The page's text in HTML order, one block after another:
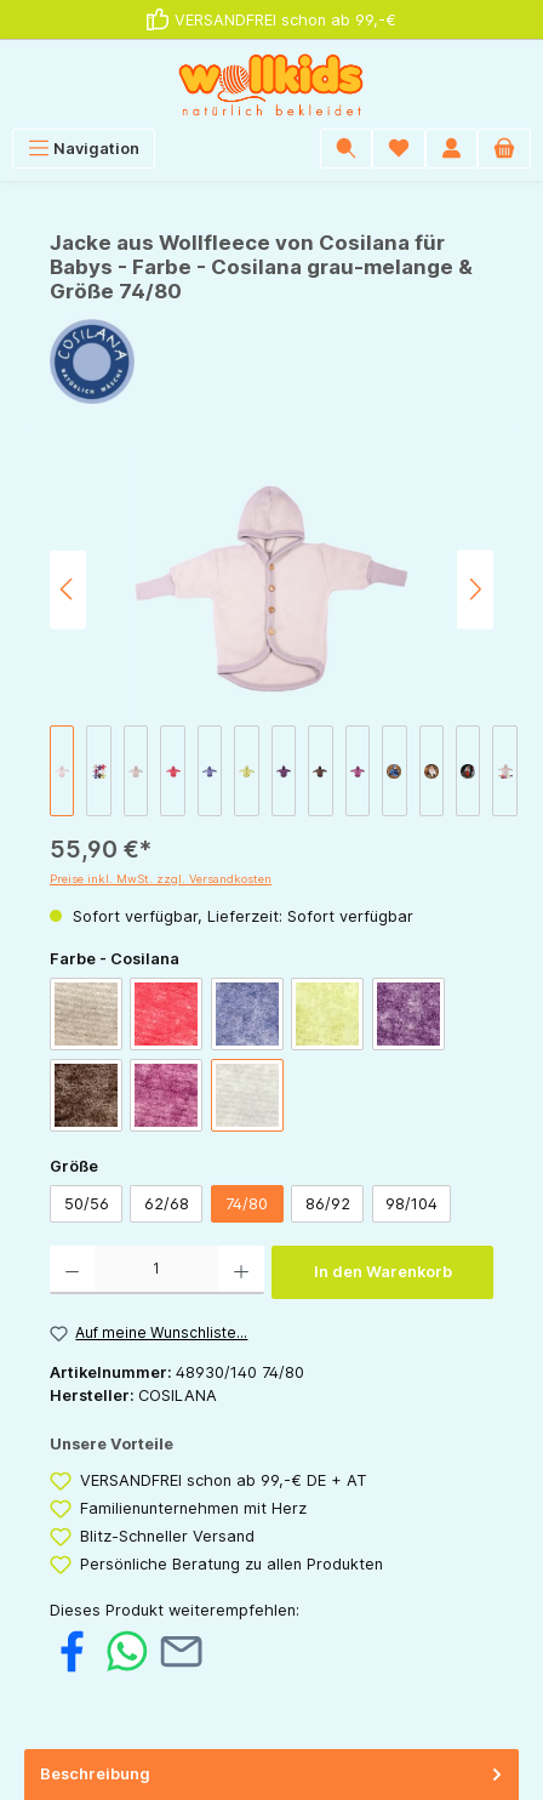
VERSANDFREI schon ab 99,-€
Navigation
Jacke aus Wollfleece von Cosilana für
Babys - Farbe - Cosilana grau-melange &
Größe 74/80
55,90 €*
Preise inkl. MwSt. zzgl. Versandkosten
Sofort verfügbar, Lieferzeit: Sofort verfügbar
Farbe - Cosilana
latte-macchiatorot-melangemarine-melangegrün-melangepflaume-melange
schoko-melangeweinrot-melange
Größeauswählen
50/56 62/68 74/80 86/92 98/104
In den Warenkorb
Auf meine Wunschliste...
Artikelnummer: 48930/140 74/80
Hersteller: COSILANA
Unsere Vorteile
VERSANDFREI schon ab 99,-€ DE + AT
Familienunternehmen mit Herz
Blitz-Schneller Versand
Persönliche Beratung zu allen Produkten
Dieses Produkt weiterempfehlen:
Beschreibung